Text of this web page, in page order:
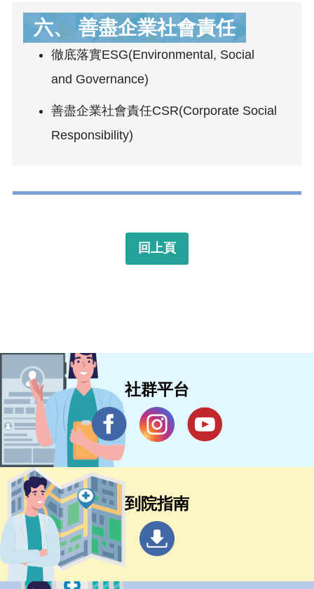
六、 善盡企業社會責任
徹底落實ESG(Environmental, Social
and Governance)
善盡企業社會責任CSR(Corporate Social
Responsibility)
回上頁
社群平台
到院指南